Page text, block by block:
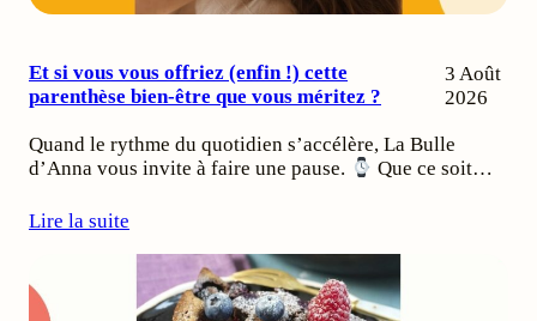
Et si vous vous offriez (enfin !) cette
parenthèse bien-être que vous méritez ?
3 Août
2026
Quand le rythme du quotidien s’accélère, La Bulle
d’Anna vous invite à faire une pause.
Que ce soit…
Lire la suite